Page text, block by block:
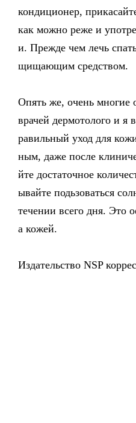
кондиционер,
как можно реже и
и. Прежде чем лечь
щищающим средством.
Опять же, очень
врачей дермотолого и я
равильный уход для
ным, даже после
йте достаточное
ывайте подьзоваться
течении всего дня. Это
а кожей.
Издательство NSP